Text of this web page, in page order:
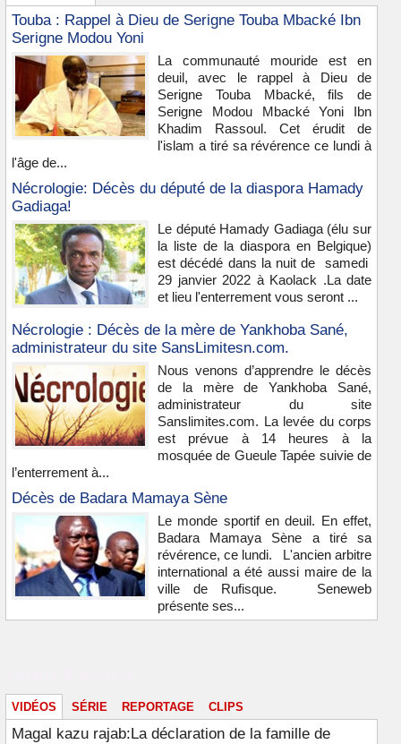
Touba : Rappel à Dieu de Serigne Touba Mbacké Ibn
Serigne Modou Yoni
La communauté mouride est en
deuil, avec le rappel à Dieu de
Serigne Touba Mbacké, fils de
Serigne Modou Mbacké Yoni Ibn
Khadim Rassoul. Cet érudit de
l'islam a tiré sa révérence ce lundi à
l'âge de...
Nécrologie: Décès du député de la diaspora Hamady
Gadiaga!
Le député Hamady Gadiaga (élu sur
la liste de la diaspora en Belgique)
est décédé dans la nuit de samedi
29 janvier 2022 à Kaolack .La date
et lieu l'enterrement vous seront ...
Nécrologie : Décès de la mère de Yankhoba Sané,
administrateur du site SansLimitesn.com.
Nous venons d’apprendre le décès
de la mère de Yankhoba Sané,
administrateur du site
Sanslimites.com. La levée du corps
est prévue à 14 heures à la
mosquée de Gueule Tapée suivie de
l’enterrement à...
Décès de Badara Mamaya Sène
Le monde sportif en deuil. En effet,
Badara Mamaya Sène a tiré sa
révérence, ce lundi. L'ancien arbitre
international a été aussi maire de la
ville de Rufisque. Seneweb
présente ses...
VIDÉOS SÉRIE REPORTAGE CLIPS
Magal kazu rajab:La déclaration de la famille de